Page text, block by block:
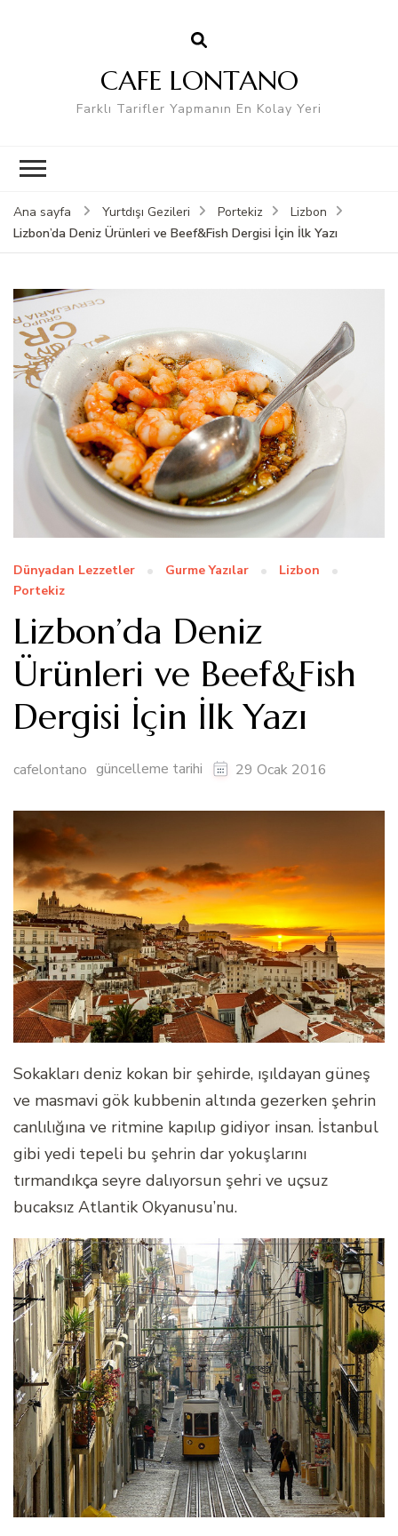
CAFE LONTANO
Farklı Tarifler Yapmanın En Kolay Yeri
Ana sayfa Yurtdışı Gezileri Portekiz
Lizbon
Lizbon’da Deniz Ürünleri ve Beef&Fish Dergisi İçin İlk Yazı
Dünyadan Lezzetler Gurme Yazılar
Lizbon
Portekiz
Lizbon’da Deniz
Ürünleri ve Beef&Fish
Dergisi İçin İlk Yazı
cafelontano güncelleme tarihi 29 Ocak 2016
Sokakları deniz kokan bir şehirde, ışıldayan güneş
ve masmavi gök kubbenin altında gezerken şehrin
canlılığına ve ritmine kapılıp gidiyor insan. İstanbul
gibi yedi tepeli bu şehrin dar yokuşlarını
tırmandıkça seyre dalıyorsun şehri ve uçsuz
bucaksız Atlantik Okyanusu’nu.